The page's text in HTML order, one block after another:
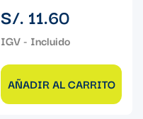
Precio
regular
S/. 11.60
AÑADIR AL CARRITO